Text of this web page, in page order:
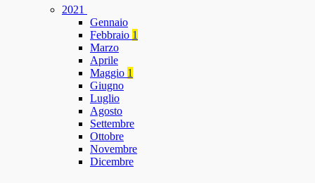
2021
Gennaio
Febbraio 1
Marzo
Aprile
Maggio 1
Giugno
Luglio
Agosto
Settembre
Ottobre
Novembre
Dicembre